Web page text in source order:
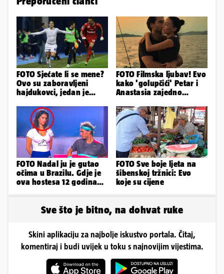
FOTO Sjećate li se mene?
Ovo su zaboravljeni
hajdukovci, jedan je
FOTO Filmska ljubav! Evo
kako 'golupčići' Petar i
Anastasia zajedno
FOTO Nadal ju je gutao
očima u Brazilu. Gdje je
ova hostesa 12 godina
FOTO Sve boje ljeta na
šibenskoj tržnici: Evo
koje su cijene
Sve što je bitno, na dohvat ruke
Skini aplikaciju za najbolje iskustvo portala. Čitaj,
komentiraj i budi uvijek u toku s najnovijim vijestima.